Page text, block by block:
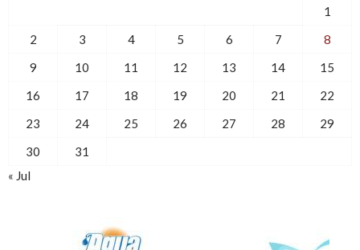
1
2
3 4 5 6 7
8
9
10 11 12 13 14
15
16
17 18 19 20 21
22
23
24 25 26 27 28
29
30
31
« Jul